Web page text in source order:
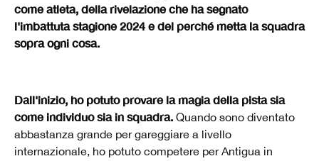
come atleta, della rivelazione che ha segnato
l'imbattuta stagione 2024 e del perché metta la squadra
sopra ogni cosa.
Dall'inizio, ho potuto provare la magia della pista sia
come individuo sia in squadra. Quando sono diventato
abbastanza grande per gareggiare a livello
internazionale, ho potuto competere per Antigua in